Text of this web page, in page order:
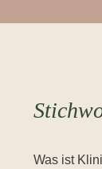
Was ist